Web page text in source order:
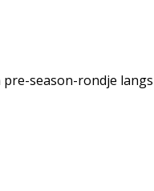
season-rondje